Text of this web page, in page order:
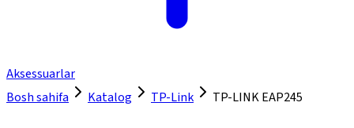
Aksessuarlar
Bosh sahifa
Katalog TP-Link TP-LINK EAP245